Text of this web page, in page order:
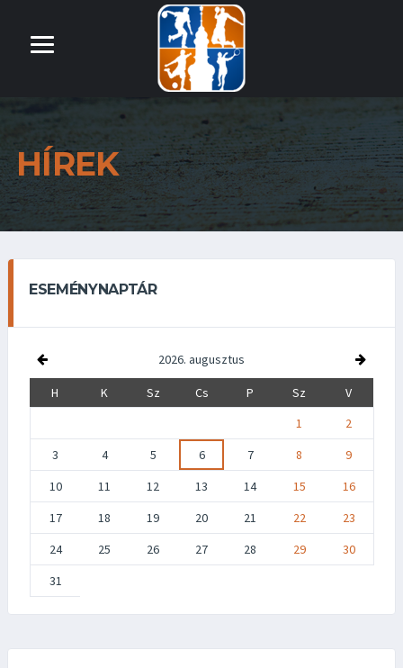
HÍREK
ESEMÉNYNAPTÁR
2026. augusztus
H K Sz Cs P Sz
V
1
2
3
4 5 6 7 8
9
10
11 12 13 14 15
16
17
18 19 20 21 22
23
24
25 26 27 28 29
30
31